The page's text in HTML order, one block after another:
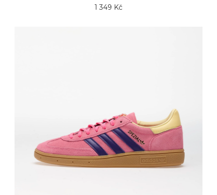
1 349 Kč